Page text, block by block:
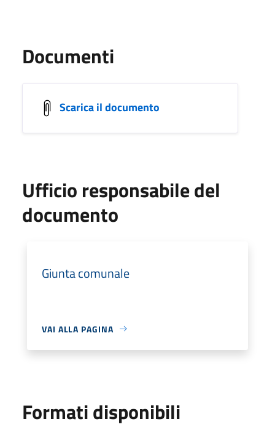
Documenti
Scarica il documento
Ufficio responsabile del
documento
Giunta comunale
VAI ALLA PAGINA
Formati disponibili